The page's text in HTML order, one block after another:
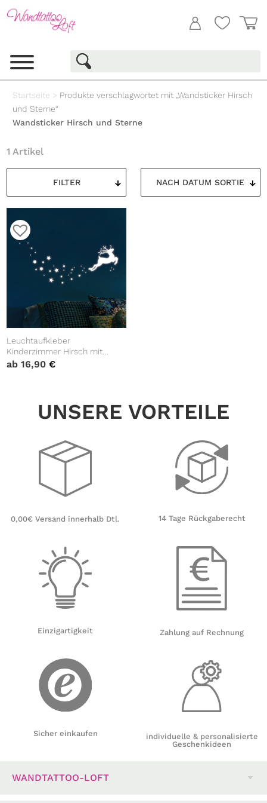
Startseite > Produkte verschlagwortet mit „Wandsticker Hirsch
und Sterne“
Wandsticker Hirsch und Sterne
FILTER
1 Artikel
Leuchtaufkleber
Kinderzimmer Hirsch mit
Sternen Leuchtsterne
ab16,90€
UNSERE VORTEILE
0,00€ Versand innerhalb Dtl.
Einzigartigkeit
Sicher einkaufen
14 Tage Rückgaberecht
Zahlung auf Rechnung
individuelle & personalisierte
Geschenkideen
WANDTATTOO-LOFT